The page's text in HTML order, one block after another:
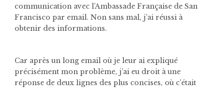
communication avec l’Ambassade Française de San
Francisco par email. Non sans mal, j’ai réussi à
obtenir des informations.
Car après un long email où je leur ai expliqué
précisément mon problème, j’ai eu droit à une
réponse de deux lignes des plus concises, où c’était